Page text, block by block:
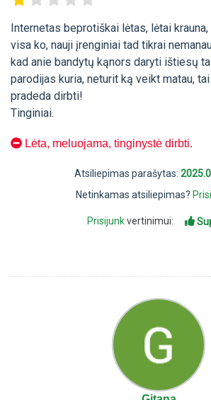
Internetas beprotiškai lėtas, lėtai krauna,
visa ko, nauji įrenginiai tad tikrai
kad anie bandytų kąnors daryti ištiesų
parodijas kuria, neturit ką veikt matau,
pradeda dirbti!
Tinginiai.
Lėta, meluojama, tinginystė dirbti.
Atsiliepimas parašytas:
Netinkamas atsiliepimas?
Prisijunkvertinimui: